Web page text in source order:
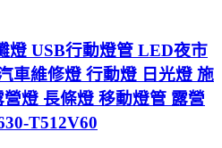
燈 USB行動燈管 LED夜市
車維修燈 行動燈 日光燈 施
燈 長條燈 移動燈管 露營
T512V60